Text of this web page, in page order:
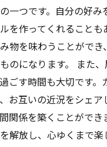
一つです。自分の好み
を作ってくれることも
物を味わうことができ
のになります。 また
ごす時間も大切です。
お互いの近況をシェア
関係を築くことができ
解放し、心ゆくまで楽